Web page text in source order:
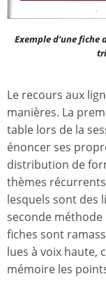
Exemple d’une
Le recours aux
manières. La
table lors de la
énoncer ses
distribution de
thèmes
lesquels sont des
seconde méthode
fiches sont
lues à voix haute,
mémoire les